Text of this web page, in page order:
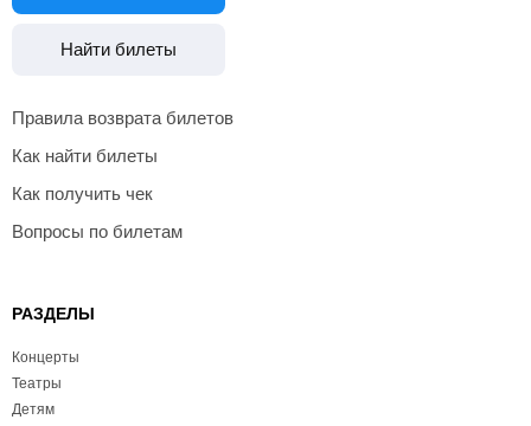
Найти билеты
Правила возврата билетов
Как найти билеты
Как получить чек
Вопросы по билетам
РАЗДЕЛЫ
Концерты
Театры
Детям